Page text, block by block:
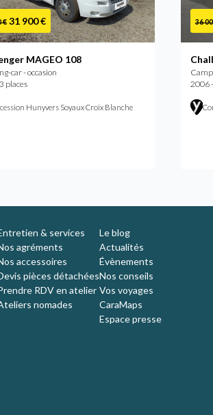
€ 31 900 €
MAGEO 108
car - occasion
places
Hunyvers Soyaux Croix Blanche
36
2006
& services
agréments
accessoires
pièces détachées
RDV en atelier
nomades
Le blog
Actualités
Évènements
Nos conseils
Vos voyages
CaraMaps
Espace presse